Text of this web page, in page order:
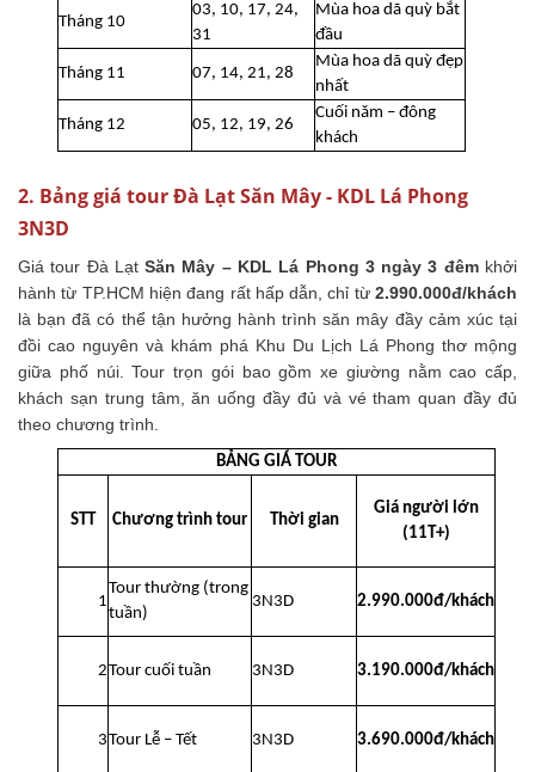
Tháng 10
03, 10, 17, 24,
31
Mùa hoa dã quỳ bắt
đầu
Tháng 11 07, 14, 21, 28
Mùa hoa dã quỳ đẹp
nhất
Tháng 12 05, 12, 19, 26
Cuối năm – đông
khách
2. Bảng giá tour Đà Lạt Săn Mây - KDL Lá Phong
3N3D
Giá tour Đà LạtSăn Mây – KDL Lá Phong 3 ngày 3 đêmkhởi
hành từ TP.HCM hiện đang rất hấp dẫn, chỉ từ 2.990.000đ/khách
là bạn đã có thể tận hưởng hành trình săn mây đầy cảm xúc tại
đồi cao nguyên và khám phá Khu Du Lịch Lá Phong thơ mộng
giữa phố núi. Tour trọn gói bao gồm xe giường nằm cao cấp,
khách sạn trung tâm, ăn uống đầy đủ và vé tham quan đầy đủ
theo chương trình.
BẢNG GIÁ TOUR
STT Chương trình tour Thời gian
Giá người lớn
(11T+)
1
Tour thường (trong
tuần)
3N3D 2.990.000đ/khách
2Tour cuối tuần 3N3D 3.190.000đ/khách
3Tour Lễ – Tết 3N3D 3.690.000đ/khách